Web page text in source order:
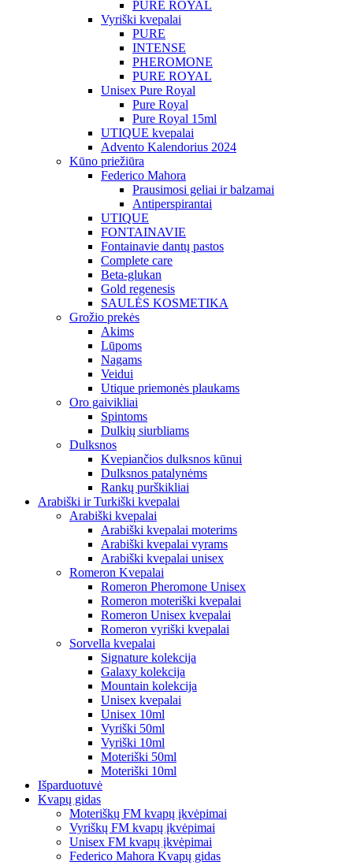
PURE ROYAL
Vyriški kvepalai
PURE
INTENSE
PHEROMONE
PURE ROYAL
Unisex Pure Royal
Pure Royal
Pure Royal 15ml
UTIQUE kvepalai
Advento Kalendorius 2024
Kūno priežiūra
Federico Mahora
Prausimosi geliai ir balzamai
Antiperspirantai
UTIQUE
FONTAINAVIE
Fontainavie dantų pastos
Complete care
Beta-glukan
Gold regenesis
SAULĖS KOSMETIKA
Grožio prekės
Akims
Lūpoms
Nagams
Veidui
Utique priemonės plaukams
Oro gaivikliai
Spintoms
Dulkių siurbliams
Dulksnos
Kvepiančios dulksnos kūnui
Dulksnos patalynėms
Rankų purškikliai
Arabiški ir Turkiški kvepalai
Arabiški kvepalai
Arabiški kvepalai moterims
Arabiški kvepalai vyrams
Arabiški kvepalai unisex
Romeron Kvepalai
Romeron Pheromone Unisex
Romeron moteriški kvepalai
Romeron Unisex kvepalai
Romeron vyriški kvepalai
Sorvella kvepalai
Signature kolekcija
Galaxy kolekcija
Mountain kolekcija
Unisex kvepalai
Unisex 10ml
Vyriški 50ml
Vyriški 10ml
Moteriški 50ml
Moteriški 10ml
Išparduotuvė
Kvapų gidas
Moteriškų FM kvapų įkvėpimai
Vyriškų FM kvapų įkvėpimai
Unisex FM kvapų įkvėpimai
Federico Mahora Kvapų gidas